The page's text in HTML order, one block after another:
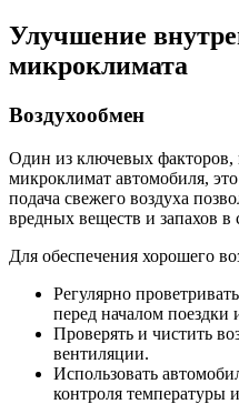
Улучшение
микроклимата
Воздухообмен
Один из ключевых
микроклимат автомобиля,
подача свежего воздуха
вредных веществ и запахов в
Для обеспечения хорошего
Регулярно
перед началом поездки
Проверять и чистить
вентиляции.
Использовать
контроля температуры